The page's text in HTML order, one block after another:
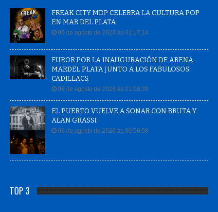
FREAK CITY MDP CELEBRA LA CULTURA POP
EN MAR DEL PLATA
06 de agosto de 2026 às 01:17:14
FUROR POR LA INAUGURACIÓN DE ARENA
MARDEL PLATA JUNTO A LOS FABULOSOS
CADILLACS.
06 de agosto de 2026 às 01:08:39
EL PUERTO VUELVE A SONAR CON BRUTA Y
ALAN GRASSI
06 de agosto de 2026 às 00:56:58
TOP 3